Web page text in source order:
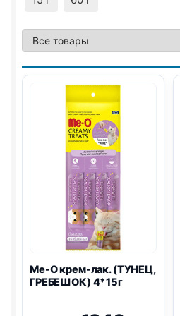
Me-O крем-лак. (ТУНЕЦ,
ГРЕБЕШОК) 4*15г